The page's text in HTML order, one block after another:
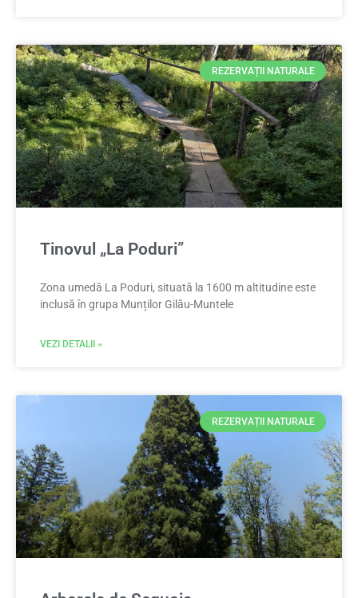
REZERVAȚII NATURALE
Tinovul „La Poduri”
Zona umedă La Poduri, situată la 1600 m altitudine este
inclusă în grupa Munților Gilău-Muntele
VEZI DETALII »
REZERVAȚII NATURALE